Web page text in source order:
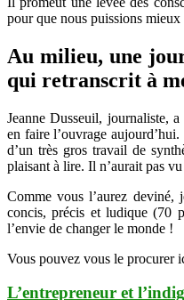
pour que nous puissions
Au milieu, une
qui retranscrit à
Jeanne Dusseuil, journaliste,
en faire l’ouvrage
d’un très gros travail de
plaisant à lire. Il n’aurait pas
Comme vous l’aurez
concis, précis et ludique (70
l’envie de changer le monde !
Vous pouvez vous le procurer
L’entrepreneur et